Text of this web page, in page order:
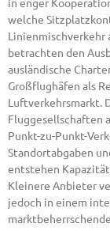
welche
Linienmischverkehr
betrachten den
ausländische
Großflughäfen als
Luftverkehrsmarkt.
Fluggesellschaften
Punkt-zu-Punkt-
Standortabgaben
entstehen
Kleinere Anbieter
jedoch in einem